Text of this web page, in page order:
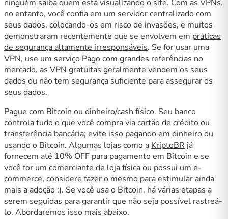
ninguém saiba quem está visualizando o site. Com as VPNs,
no entanto, você confia em um servidor centralizado com
seus dados, colocando-os em risco de invasões, e muitos
demonstraram recentemente que se envolvem em práticas
de segurança altamente irresponsáveis. Se for usar uma
VPN, use um serviço Pago com grandes referências no
mercado, as VPN gratuitas geralmente vendem os seus
dados ou não tem segurança suficiente para assegurar os
seus dados.
Pague com Bitcoin ou dinheiro/cash físico. Seu banco
controla tudo o que você compra via cartão de crédito ou
transferência bancária; evite isso pagando em dinheiro ou
usando o Bitcoin. Algumas lojas como a KriptoBR já
fornecem até 10% OFF para pagamento em Bitcoin e se
você for um comerciante de loja física ou possui um e-
commerce, considere fazer o mesmo para estimular ainda
mais a adoção ;). Se você usa o Bitcoin, há várias etapas a
serem seguidas para garantir que não seja possível rastreá-
lo. Abordaremos isso mais abaixo.